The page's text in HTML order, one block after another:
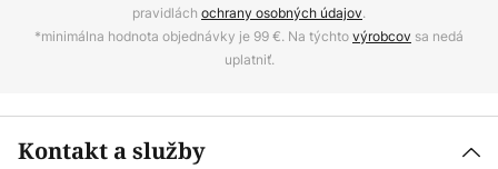
pravidlách ochrany osobných údajov.
*minimálna hodnota objednávky je 99 €. Na týchtovýrobcov sa nedá
uplatniť.
Kontakt a služby